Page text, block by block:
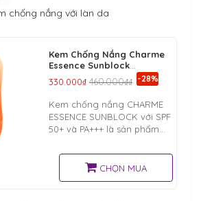
chống nắng với làn da
Kem Chống Nắng Charme
Essence Sunblock
Spf50/Pa+++
330.000₫ 460.000₫₫ -28%
Kem chống nắng CHARME
ESSENCE SUNBLOCK với SPF
50+ và PA+++ là sản phẩm
trong 1, chống tia tử ngoại
UV (SPF 50+, PA+++), làm
trắng da và cải thiện nếp
CHỌN MUA